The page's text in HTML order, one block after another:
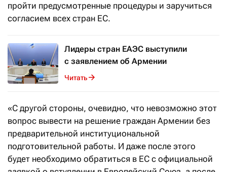
пройти предусмотренные процедуры и заручиться
согласием всех стран ЕС.
Лидеры стран ЕАЭС выступили
с заявлением об Армении
Читать
«С другой стороны, очевидно, что невозможно этот
вопрос вывести на решение граждан Армении без
предварительной институциональной
подготовительной работы. И даже после этого
будет необходимо обратиться в ЕС с официальной